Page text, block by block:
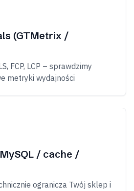
(GTMetrix /
FCP, LCP – sprawdzimy
metryki wydajności
/ cache /
ogranicza Twój sklep i